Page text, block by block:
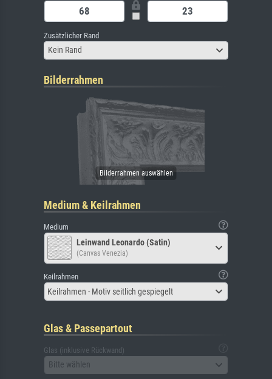
Zusätzlicher Rand
Kein Rand
Bilderrahmen
Medium & Keilrahmen
Medium
Leinwand Leonardo (Satin)
(Canvas Venezia)
Keilrahmen
Keilrahmen - Motiv seitlich gespiegelt
Glas & Passepartout
Glas (inklusive Rückwand)
Bitte wählen